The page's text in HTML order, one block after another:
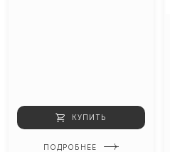
КУПИТЬ
ПОДРОБНЕЕ